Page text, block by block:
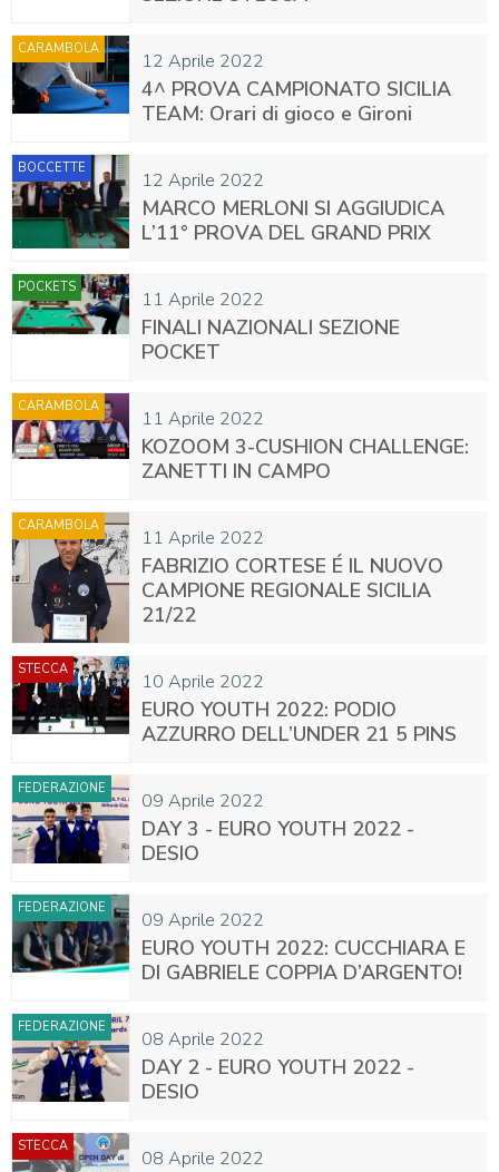
12 Aprile 2022
CARAMBOLA
4^ PROVA CAMPIONATO SICILIA
TEAM: Orari di gioco e Gironi
12 Aprile 2022
BOCCETTE
MARCO MERLONI SI AGGIUDICA
L’11° PROVA DEL GRAND PRIX
11 Aprile 2022
POCKETS
FINALI NAZIONALI SEZIONE
POCKET
11 Aprile 2022
CARAMBOLA
KOZOOM 3-CUSHION CHALLENGE:
ZANETTI IN CAMPO
11 Aprile 2022
CARAMBOLA
FABRIZIO CORTESE É IL NUOVO
CAMPIONE REGIONALE SICILIA
21/22
10 Aprile 2022
STECCA
EURO YOUTH 2022: PODIO
AZZURRO DELL’UNDER 21 5 PINS
09 Aprile 2022
FEDERAZIONE
DAY 3 - EURO YOUTH 2022 -
DESIO
09 Aprile 2022
FEDERAZIONE
EURO YOUTH 2022: CUCCHIARA E
DI GABRIELE COPPIA D’ARGENTO!
08 Aprile 2022
FEDERAZIONE
DAY 2 - EURO YOUTH 2022 -
DESIO
08 Aprile 2022
STECCA